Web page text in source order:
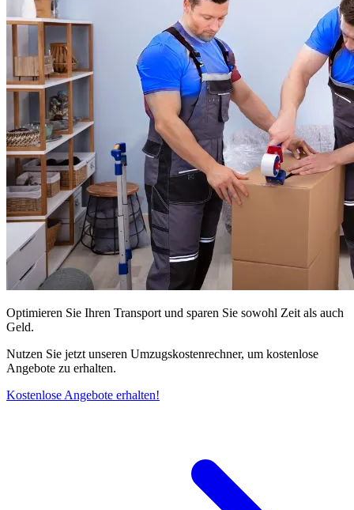
Optimieren Sie Ihren Transport und sparen Sie sowohl Zeit als auch
Geld.
Nutzen Sie jetzt unseren Umzugskostenrechner, um kostenlose
Angebote zu erhalten.
Kostenlose Angebote erhalten!